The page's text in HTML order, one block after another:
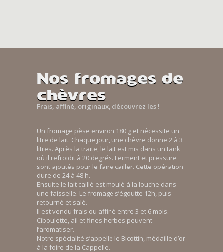
Nos fromages de
chèvres
Frais, affiné, originaux, découvrez les !
Un fromage pèse environ 180 g et nécessite un
litre de lait. Chaque jour, une chèvre donne 2 à 3
litres. Après la traite, le lait est mis dans un tank
où il refroidit à 20 degrés. Ferment et pressure
sont ajoutés pour le faire cailler. Cette opération
dure de 24 à 48 h.
Ensuite le lait caillé est moulé à la louche dans
une faisselle. Le fromage s’égoutte 12h, puis
retourné et salé.
Il est vendu frais ou affiné entre 3 et 6 mois.
Ciboulette, ail et fines herbes peuvent
l’aromatiser.
Notre spécialité s’appelle le Bicottin, médaille d’or
à la foire de la Cappelle.